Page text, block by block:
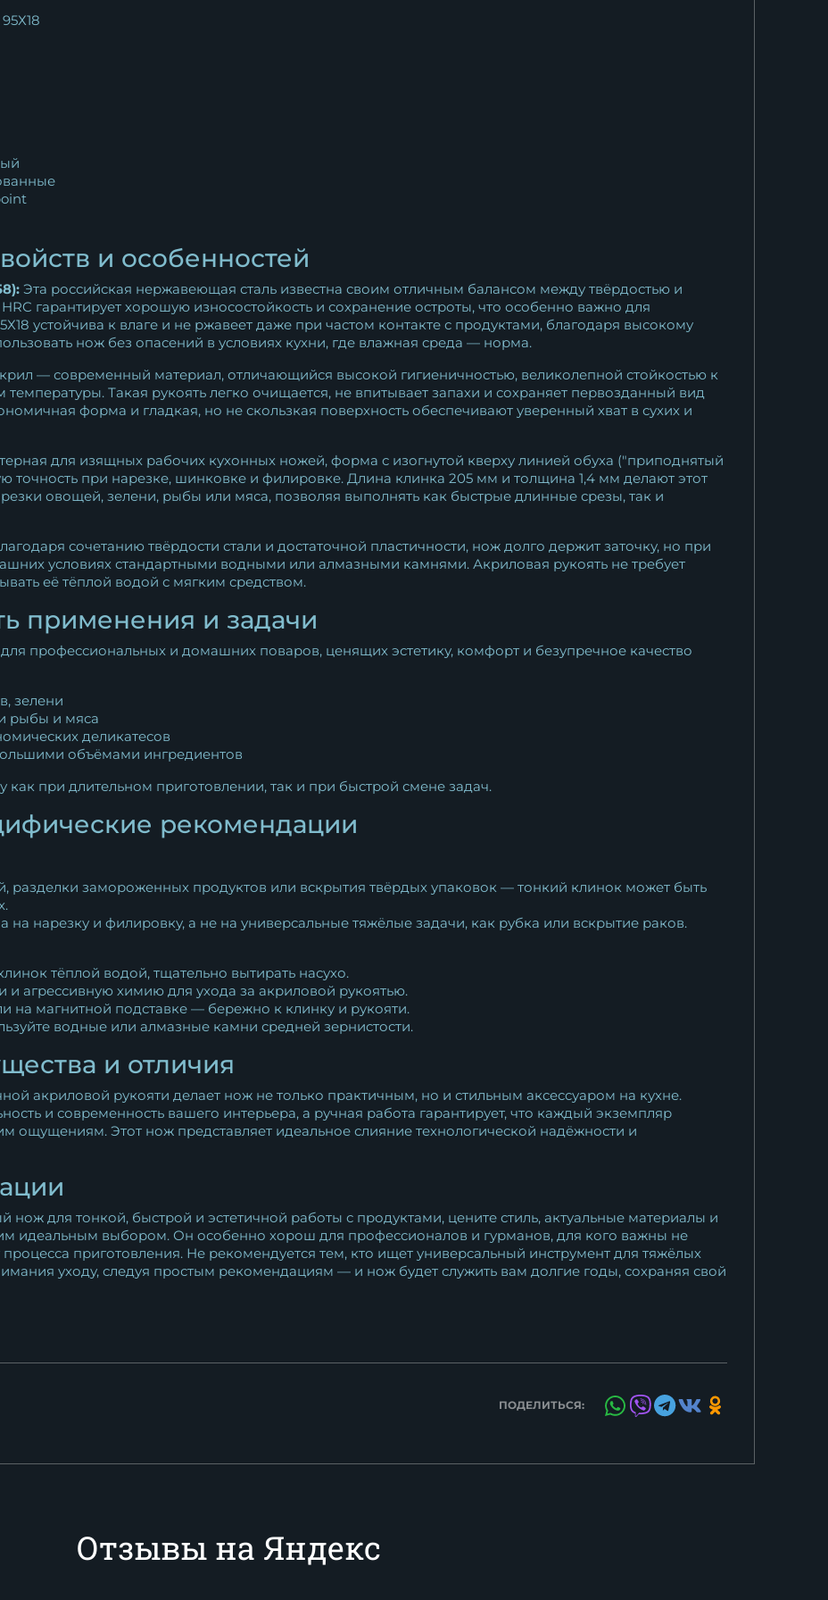
и особенностей
Эта российская нержавеющая сталь известна своим отличным балансом между твёрдостью и
гарантирует хорошую износостойкость и сохранение остроты, что особенно важно для
устойчива к влаге и не ржавеет даже при частом контакте с продуктами, благодаря высокому
нож без опасений в условиях кухни, где влажная среда — норма.
— современный материал, отличающийся высокой гигиеничностью, великолепной стойкостью к
Такая рукоять легко очищается, не впитывает запахи и сохраняет первозданный вид
форма и гладкая, но не скользкая поверхность обеспечивают уверенный хват в сухих и
для изящных рабочих кухонных ножей, форма с изогнутой кверху линией обуха ("приподнятый
точность при нарезке, шинковке и филировке. Длина клинка 205 мм и толщина 1,4 мм делают этот
овощей, зелени, рыбы или мяса, позволяя выполнять как быстрые длинные срезы, так и
сочетанию твёрдости стали и достаточной пластичности, нож долго держит заточку, но при
условиях стандартными водными или алмазными камнями. Акриловая рукоять не требует
её тёплой водой с мягким средством.
применения и задачи
профессиональных и домашних поваров, ценящих эстетику, комфорт и безупречное качество
зелени
рыбы и мяса
деликатесов
объёмами ингредиентов
как при длительном приготовлении, так и при быстрой смене задач.
рекомендации
разделки замороженных продуктов или вскрытия твёрдых упаковок — тонкий клинок может быть
нарезку и филировку, а не на универсальные тяжёлые задачи, как рубка или вскрытие раков.
тёплой водой, тщательно вытирать насухо.
и агрессивную химию для ухода за акриловой рукоятью.
на магнитной подставке — бережно к клинку и рукояти.
водные или алмазные камни средней зернистости.
и отличия
акриловой рукояти делает нож не только практичным, но и стильным аксессуаром на кухне.
и современность вашего интерьера, а ручная работа гарантирует, что каждый экземпляр
ощущениям. Этот нож представляет идеальное слияние технологической надёжности и
для тонкой, быстрой и эстетичной работы с продуктами, цените стиль, актуальные материалы и
идеальным выбором. Он особенно хорош для профессионалов и гурманов, для кого важны не
процесса приготовления. Не рекомендуется тем, кто ищет универсальный инструмент для тяжёлых
уходу, следуя простым рекомендациям — и нож будет служить вам долгие годы, сохраняя свой
ПОДЕЛИТЬСЯ:
Отзывы на Яндекс